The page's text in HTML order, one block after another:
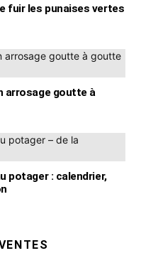
fuir les punaises vertes
arrosage goutte à
potager : calendrier,